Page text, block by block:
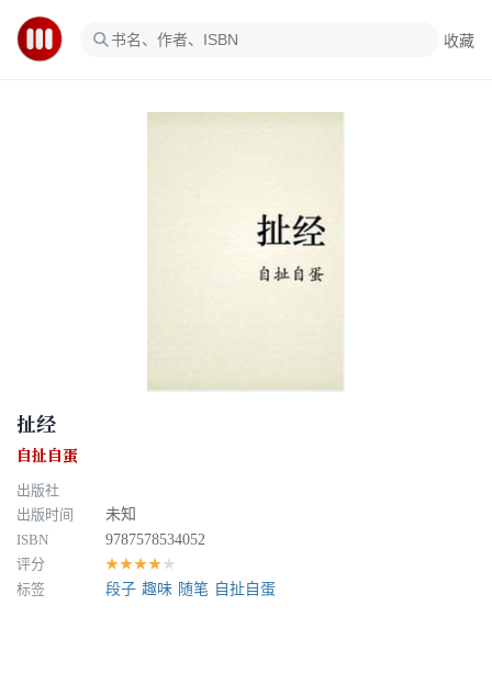
收藏
扯经
自扯自蛋
出版社
出版时间
未知
ISBN
9787578534052
评分
★★★★★
标签 段子 趣味 随笔 自扯自蛋